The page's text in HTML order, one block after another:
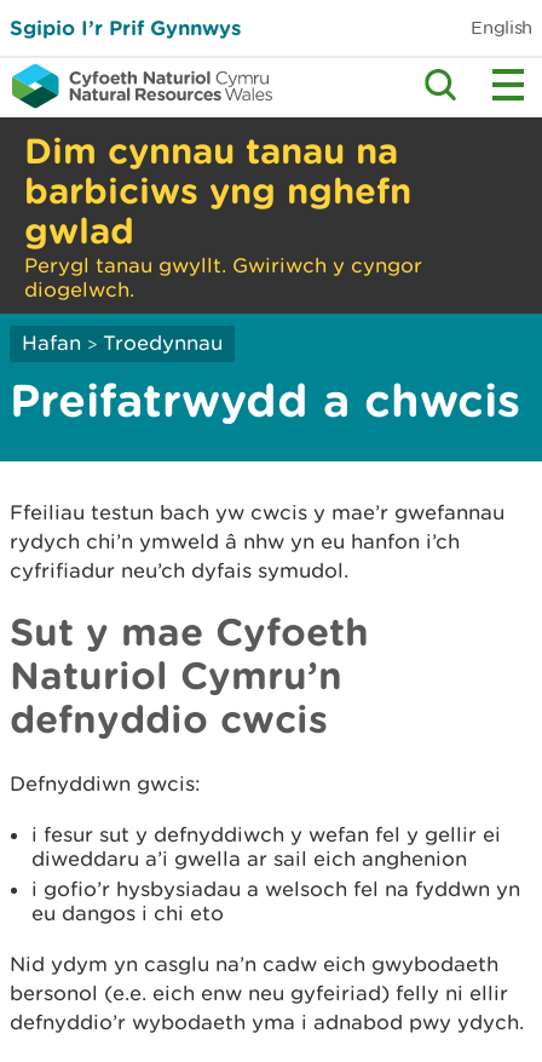
Sgipio I’r Prif Gynnwys English
Dim cynnau tanau na
barbiciws yng nghefn
gwlad
Perygl tanau gwyllt. Gwiriwch y cyngor
diogelwch.
Hafan > Troedynnau
Preifatrwydd a chwcis
Ffeiliau testun bach yw cwcis y mae’r gwefannau
rydych chi’n ymweld â nhw yn eu hanfon i’ch
cyfrifiadur neu’ch dyfais symudol.
Sut y mae Cyfoeth
Naturiol Cymru’n
defnyddio cwcis
Defnyddiwn gwcis:
i fesur sut y defnyddiwch y wefan fel y gellir ei
diweddaru a’i gwella ar sail eich anghenion
i gofio’r hysbysiadau a welsoch fel na fyddwn yn
eu dangos i chi eto
Nid ydym yn casglu na’n cadw eich gwybodaeth
bersonol (e.e. eich enw neu gyfeiriad) felly ni ellir
defnyddio’r wybodaeth yma i adnabod pwy ydych.